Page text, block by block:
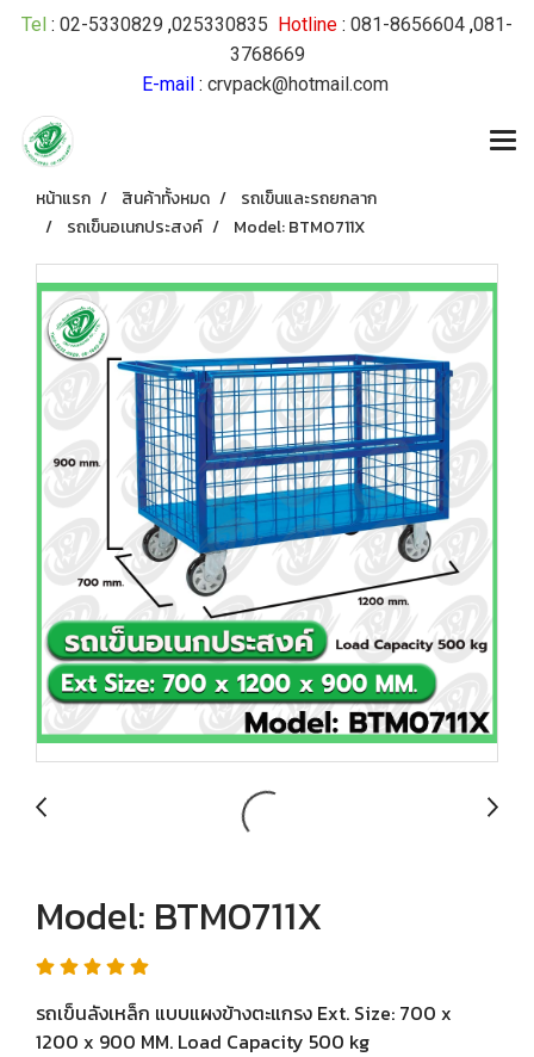
Tel : 02-5330829 ,025330835 Hotline : 081-8656604 ,081-
3768669
E-mail: crvpack@hotmail.com
หน้าแรก สินค้าทั้งหมด
รถเข็นและรถยกลาก
รถเข็นอเนกประสงค์
Model: BTM0711X
Model: BTM0711X
รถเข็นลังเหล็ก แบบแผงข้างตะแกรง Ext. Size: 700 x
1200 x 900 MM. Load Capacity 500 kg